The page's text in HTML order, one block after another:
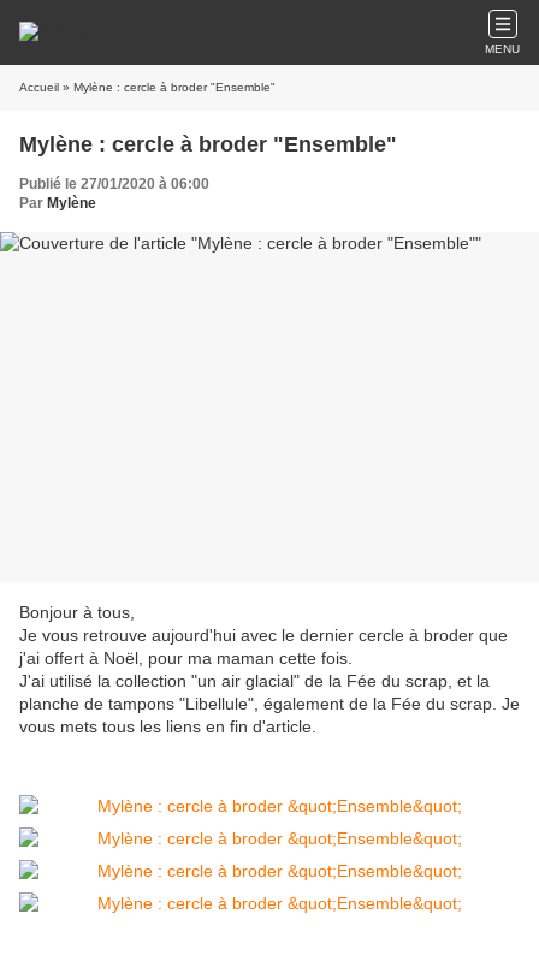
MENU
Accueil » Mylène : cercle à broder "Ensemble"
Mylène : cercle à broder "Ensemble"
Publié le 27/01/2020 à 06:00
Par Mylène
Bonjour à tous,
Je vous retrouve aujourd'hui avec le dernier cercle à broder que
j'ai offert à Noël, pour ma maman cette fois.
J'ai utilisé la collection "un air glacial" de la Fée du scrap, et la
planche de tampons "Libellule", également de la Fée du scrap. Je
vous mets tous les liens en fin d'article.